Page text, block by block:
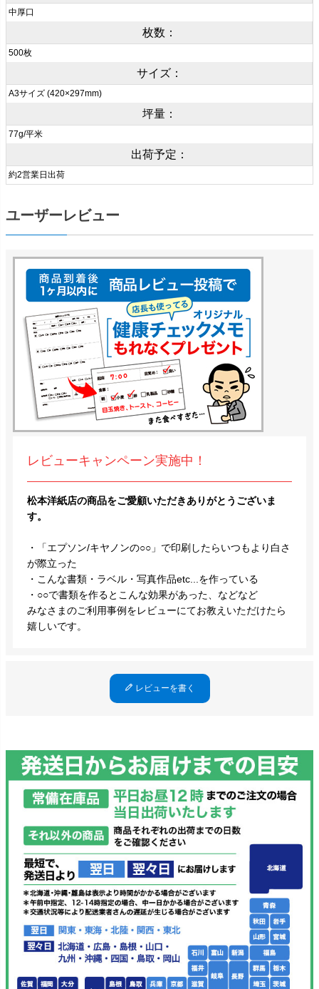
中厚口
枚数：
500枚
サイズ：
A3サイズ (420×297mm)
坪量：
77g/平米
出荷予定：
約2営業日出荷
ユーザーレビュー
レビューキャンペーン実施中！
松本洋紙店の商品をご愛顧いただきありがとうございま
す。
・「エプソン/キヤノンの○○」で印刷したらいつもより白さ
が際立った
・こんな書類・ラベル・写真作品etc...を作っている
・○○で書類を作るとこんな効果があった、などなど
みなさまのご利用事例をレビューにてお教えいただけたら
嬉しいです。
レビューを書く